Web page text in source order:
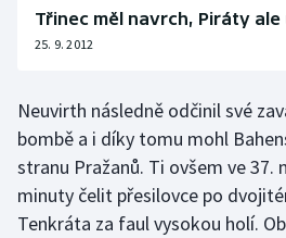
Plavání
Ragby
Rychlobruslení
Rychlostní kanoistika
Třinec měl navrch, Piráty
25. 9. 2012
Neuvirth následně odčinil své
bombě a i díky tomu mohl
stranu Pražanů. Ti ovšem ve 37.
minuty čelit přesilovce po
Tenkráta za faul vysokou holí.